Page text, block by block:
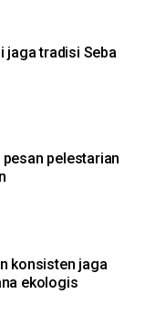
jaga tradisi Seba
pelestarian
konsisten jaga
ekologis